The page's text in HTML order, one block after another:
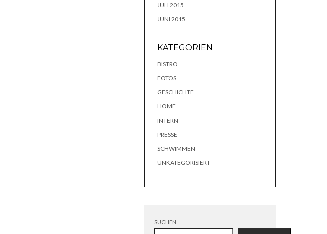
JULI 2015
JUNI 2015
KATEGORIEN
BISTRO
FOTOS
GESCHICHTE
HOME
INTERN
PRESSE
SCHWIMMEN
UNKATEGORISIERT
SUCHEN